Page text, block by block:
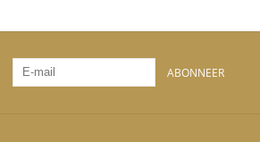
ABONNEER